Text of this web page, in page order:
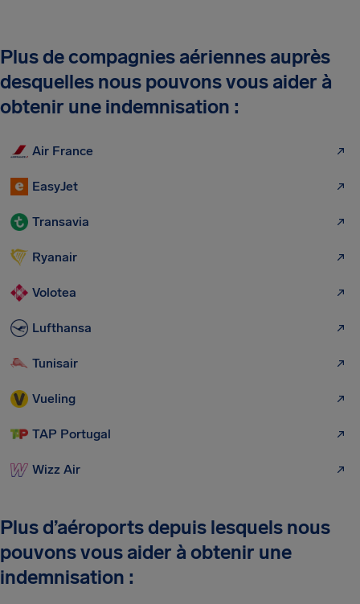
Plus de compagnies aériennes auprès
desquelles nous pouvons vous aider à
obtenir une indemnisation :
Air France
EasyJet
Transavia
Ryanair
Volotea
Lufthansa
Tunisair
Vueling
TAP Portugal
Wizz Air
Plus d’aéroports depuis lesquels nous
pouvons vous aider à obtenir une
indemnisation :